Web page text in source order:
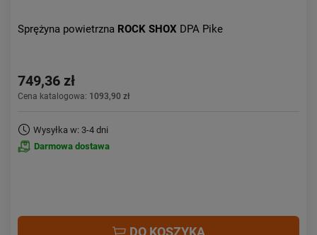
Sprężyna powietrzna ROCK SHOX DPA Pike
749,36 zł
Cena katalogowa: 1093,90 zł
Wysyłka w: 3-4 dni
Darmowa dostawa
DO KOSZYKA